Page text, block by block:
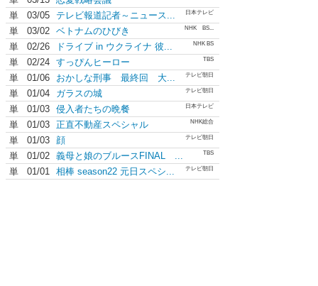
単 03/05 テレビ報道記者～ニュース... 日本テレビ
単 03/02 ベトナムのひびき NHK BS...
単 02/26 ドライブ in ウクライナ 彼... NHK BS
単 02/24 すっぴんヒーロー TBS
単 01/06 おかしな刑事 最終回 大... テレビ朝日
単 01/04 ガラスの城 テレビ朝日
単 01/03 侵入者たちの晩餐 日本テレビ
単 01/03 正直不動産スペシャル NHK総合
単 01/03 顔 テレビ朝日
単 01/02 義母と娘のブルースFINAL ... TBS
単 01/01 相棒 season22 元日スペシ... テレビ朝日